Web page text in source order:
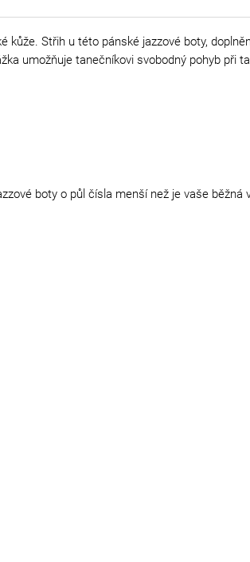
Střih u této pánské jazzové boty,
umožňuje tanečníkovi svobodný pohyb při
boty o půl čísla menší než je vaše běžná